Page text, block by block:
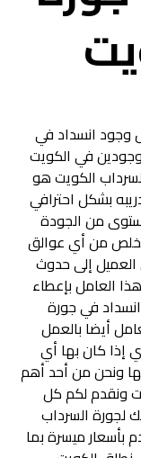
وجود انسداد في
في الكويت
الكويت هو
بشكل احترافي
من الجودة
من أي عوالق
إلى حدوث
العامل بإعطاء
في جورة
أيضا بالعمل
إذا كان بها أي
ونحن من أحد أهم
ونقدم لكم كل
لجورة السرداب
بأسعار ميسرة بما